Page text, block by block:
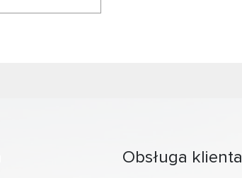
Obsługa klienta